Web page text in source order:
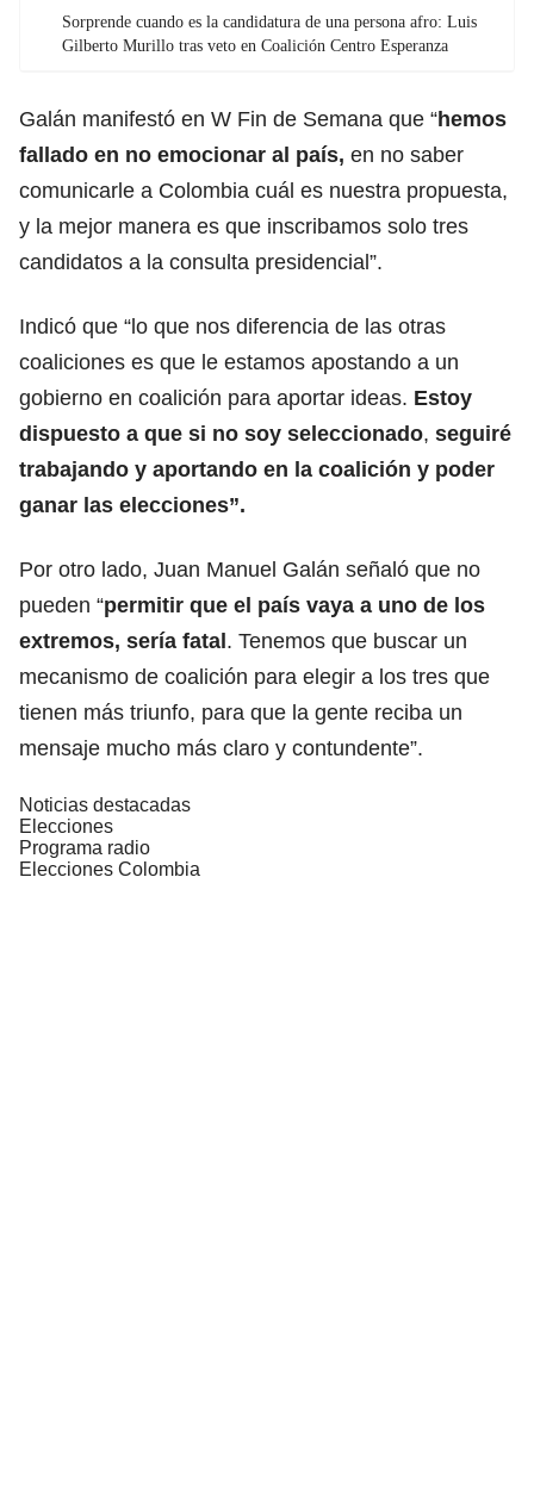
Sorprende cuando es la candidatura de una persona afro: Luis
Gilberto Murillo tras veto en Coalición Centro Esperanza
Galán manifestó en W Fin de Semana que “hemos
fallado en no emocionar al país, en no saber
comunicarle a Colombia cuál es nuestra propuesta,
y la mejor manera es que inscribamos solo tres
candidatos a la consulta presidencial”.
Indicó que “lo que nos diferencia de las otras
coaliciones es que le estamos apostando a un
gobierno en coalición para aportar ideas. Estoy
dispuesto a que si no soy seleccionado, seguiré
trabajando y aportando en la coalición y poder
ganar las elecciones”.
Por otro lado, Juan Manuel Galán señaló que no
pueden “permitir que el país vaya a uno de los
extremos, sería fatal. Tenemos que buscar un
mecanismo de coalición para elegir a los tres que
tienen más triunfo, para que la gente reciba un
mensaje mucho más claro y contundente”.
Noticias destacadas
Elecciones
Programa radio
Elecciones Colombia